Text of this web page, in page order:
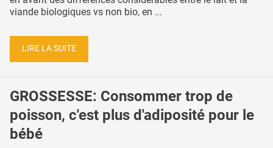
viande biologiques vs non bio, en ...
LIRE LA SUITE
GROSSESSE: Consommer trop de
poisson, c'est plus d'adiposité pour le
bébé